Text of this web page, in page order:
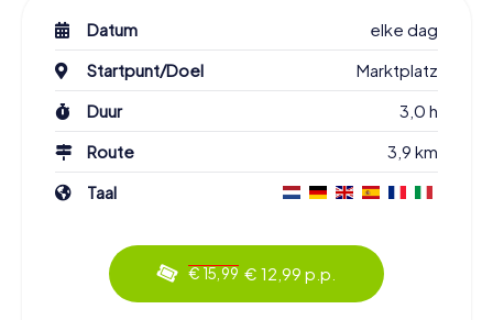
Datum
elke dag
Startpunt/Doel
Marktplatz
Duur
3,0 h
Route
3,9 km
Taal
€ 15,99 € 12,99 p.p.